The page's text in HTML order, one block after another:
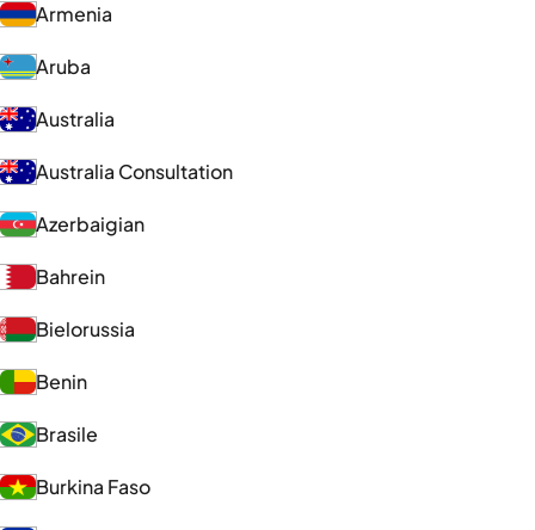
Armenia
Aruba
Australia
Australia Consultation
Azerbaigian
Bahrein
Bielorussia
Benin
Brasile
Burkina Faso